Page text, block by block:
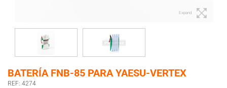
Expand
BATERÍA FNB-85 PARA YAESU-VERTEX
REF: 4274